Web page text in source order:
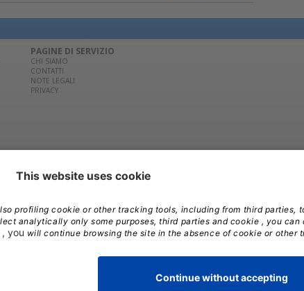
PAGINE DI SERVIZIO
CHI SIAMO
CONTATTI
NOTE LEGALI
PRIVACY